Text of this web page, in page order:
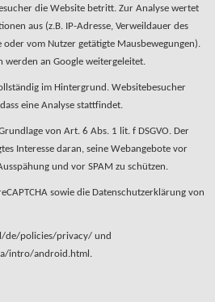
die Website betritt. Zur Analyse wertet
aus (z.B. IP-Adresse, Verweildauer des
vom Nutzer getätigte Mausbewegungen).
werden an Google weitergeleitet.
im Hintergrund. Websitebesucher
eine Analyse stattfindet.
von Art. 6 Abs. 1 lit. f DSGVO. Der
Interesse daran, seine Webangebote vor
und vor SPAM zu schützen.
sowie die Datenschutzerklärung von
de/policies/privacy/ und
intro/android.html.